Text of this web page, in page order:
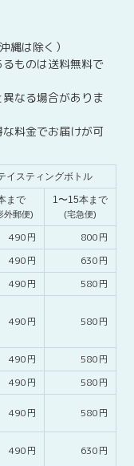
縄は除く）
ものは送料無料で
なる場合がありま
料金でお届けが可
イスティングボトル
まで
外郵便)
1〜15本まで
(宅急便)
490
800
490
630
490
580
490 580
490
580
490
580
490 580
490 630